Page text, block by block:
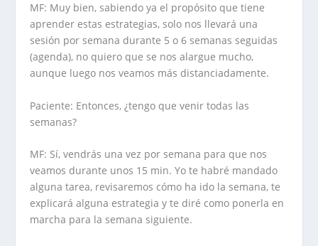
MF: Muy bien, sabiendo ya el propósito que tiene
aprender estas estrategias, solo nos llevará una
sesión por semana durante 5 o 6 semanas seguidas
(agenda), no quiero que se nos alargue mucho,
aunque luego nos veamos más distanciadamente.
Paciente: Entonces, ¿tengo que venir todas las
semanas?
MF: Sí, vendrás una vez por semana para que nos
veamos durante unos 15 min. Yo te habré mandado
alguna tarea, revisaremos cómo ha ido la semana, te
explicará alguna estrategia y te diré como ponerla en
marcha para la semana siguiente.